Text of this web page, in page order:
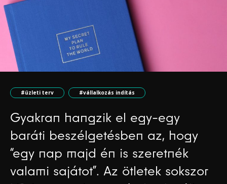
#üzleti terv #vállalkozás indítás
Gyakran hangzik el egy-egy
baráti beszélgetésben az, hogy
“egy nap majd én is szeretnék
valami sajátot”. Az ötletek sokszor